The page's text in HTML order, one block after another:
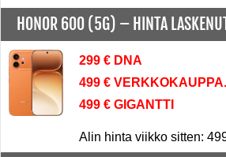
HONOR 600 (5G) – HINTA
299 € DNA
499 €
499 € GIGANTTI
Alin hinta viikko sitten: